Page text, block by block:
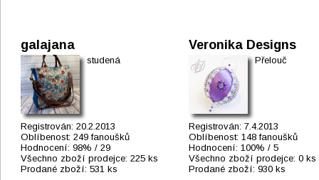
galajana
studená
Registrován: 20.2.2013
Oblíbenost: 249 fanoušků
Hodnocení: 98% / 29
Všechno zboží prodejce: 225 ks
Prodané zboží: 531 ks
Veronika Designs
Přelouč
Registrován: 7.4.2013
Oblíbenost: 148 fanoušků
Hodnocení: 100% / 5
Všechno zboží prodejce: 0 ks
Prodané zboží: 930 ks